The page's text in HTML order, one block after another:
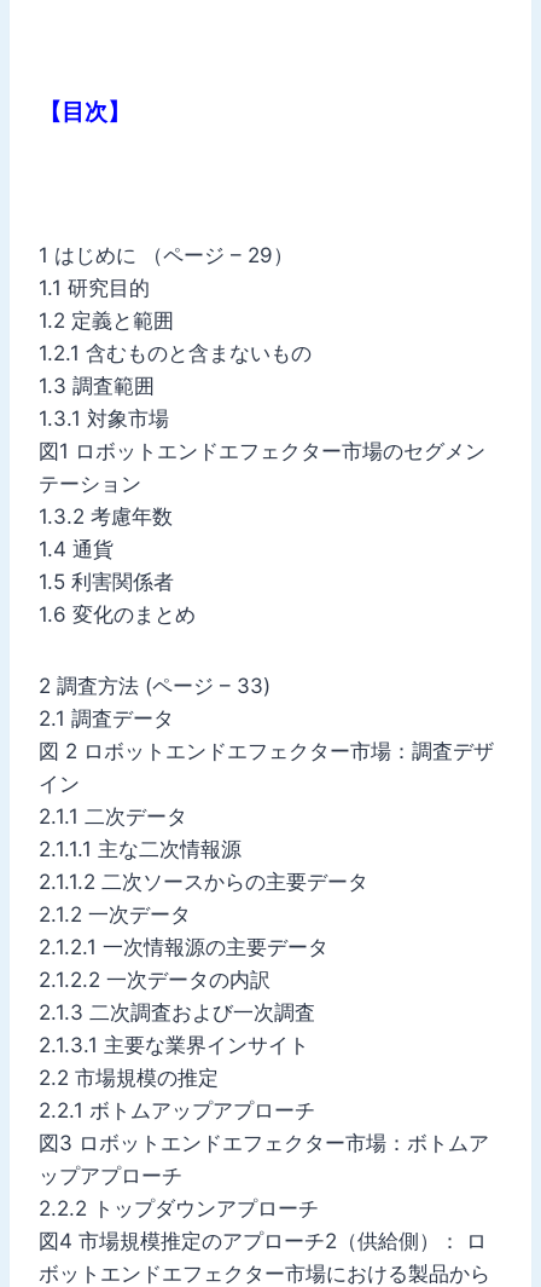
【目次】
1 はじめに （ページ – 29）
1.1 研究目的
1.2 定義と範囲
1.2.1 含むものと含まないもの
1.3 調査範囲
1.3.1 対象市場
図1 ロボットエンドエフェクター市場のセグメン
テーション
1.3.2 考慮年数
1.4 通貨
1.5 利害関係者
1.6 変化のまとめ
2 調査方法 (ページ – 33)
2.1 調査データ
図 2 ロボットエンドエフェクター市場：調査デザ
イン
2.1.1 二次データ
2.1.1.1 主な二次情報源
2.1.1.2 二次ソースからの主要データ
2.1.2 一次データ
2.1.2.1 一次情報源の主要データ
2.1.2.2 一次データの内訳
2.1.3 二次調査および一次調査
2.1.3.1 主要な業界インサイト
2.2 市場規模の推定
2.2.1 ボトムアップアプローチ
図3 ロボットエンドエフェクター市場：ボトムア
ップアプローチ
2.2.2 トップダウンアプローチ
図4 市場規模推定のアプローチ2（供給側）： ロ
ボットエンドエフェクター市場における製品から